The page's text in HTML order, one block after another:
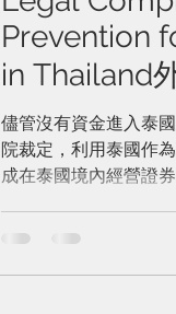
Prevention
in Thailand
法律合規與
儘管沒有資金進入泰
院裁定，利用泰國作
成在泰國境內經營證
而有罪。